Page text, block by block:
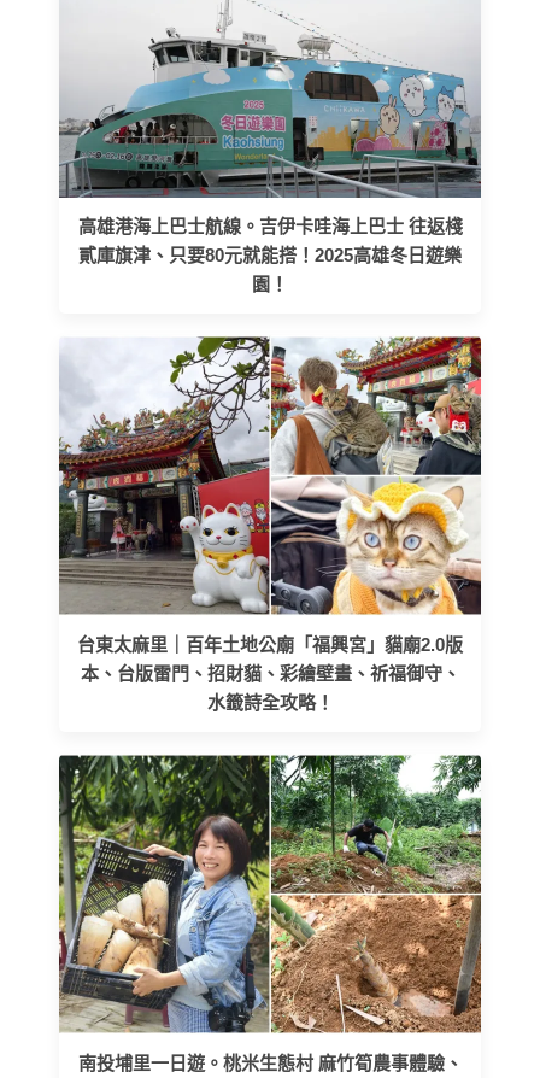
高雄港海上巴士航線。吉伊卡哇海上巴士 往返棧
貳庫旗津、只要80元就能搭！2025高雄冬日遊樂
園！
台東太麻里｜百年土地公廟「福興宮」貓廟2.0版
本、台版雷門、招財貓、彩繪壁畫、祈福御守、
水籤詩全攻略！
南投埔里一日遊。桃米生態村 麻竹筍農事體驗、